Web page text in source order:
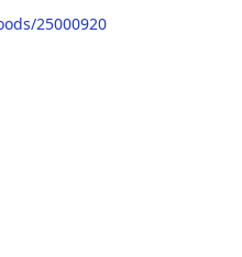
25000920